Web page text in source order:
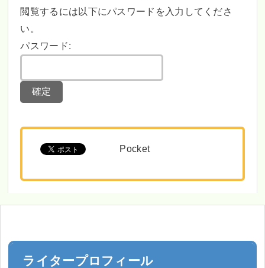
閲覧するには以下にパスワードを入力してくださ
い。
パスワード:
Pocket
ライタープロフィール